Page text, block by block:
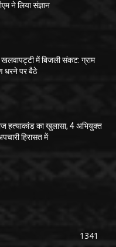
ने लिया संज्ञान
में बिजली संकट: ग्राम
धरने पर बैठे
हत्याकांड का खुलासा, 4 अभियुक्त
हिरासत में
1341